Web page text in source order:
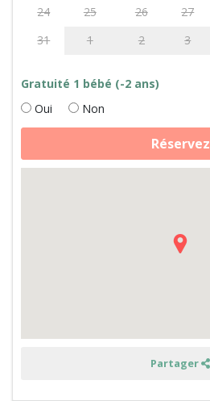
24
25 26 27
31
1 2 3
Gratuité 1 bébé (-2 ans)
Oui
Non
quantité
Soins
des
Réservez
Partager